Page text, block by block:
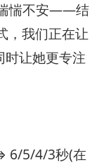
惴不安——结
，我们正在让
时让她更专注
6/5/4/3秒(在